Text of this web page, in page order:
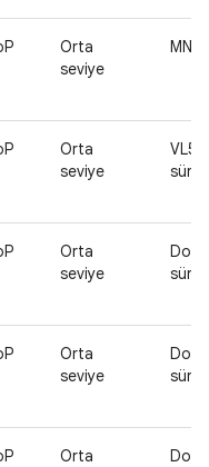
Orta
seviye
Orta
seviye
Orta
seviye
Orta
seviye
Orta